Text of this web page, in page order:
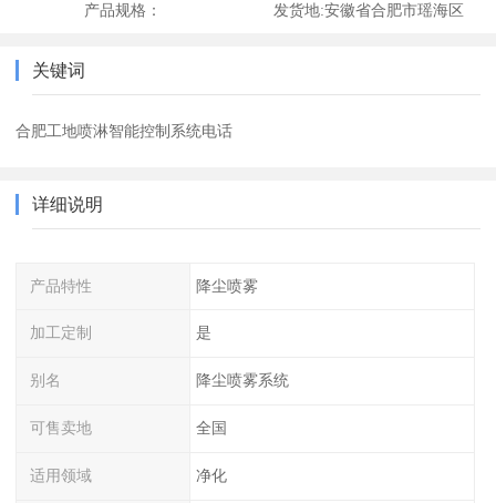
产品规格： 发货地:安徽省合肥市瑶海区
关键词
合肥工地喷淋智能控制系统电话
详细说明
产品特性 降尘喷雾
加工定制 是
别名 降尘喷雾系统
可售卖地 全国
适用领域 净化